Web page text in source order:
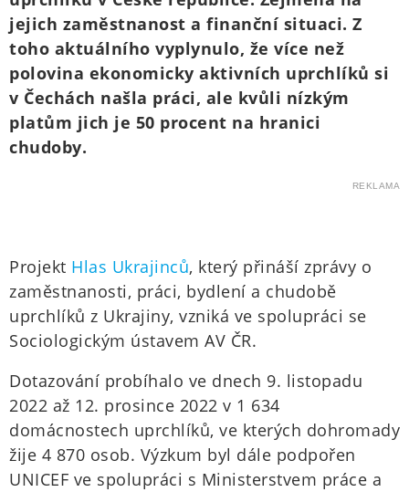
jejich zaměstnanost a finanční situaci. Z
toho aktuálního vyplynulo, že více než
polovina ekonomicky aktivních uprchlíků si
v Čechách našla práci, ale kvůli nízkým
platům jich je 50 procent na hranici
chudoby.
REKLAMA
Projekt Hlas Ukrajinců, který přináší zprávy o
zaměstnanosti, práci, bydlení a chudobě
uprchlíků z Ukrajiny, vzniká ve spolupráci se
Sociologickým ústavem AV ČR.
Dotazování probíhalo ve dnech 9. listopadu
2022 až 12. prosince 2022 v 1 634
domácnostech uprchlíků, ve kterých dohromady
žije 4 870 osob. Výzkum byl dále podpořen
UNICEF ve spolupráci s Ministerstvem práce a